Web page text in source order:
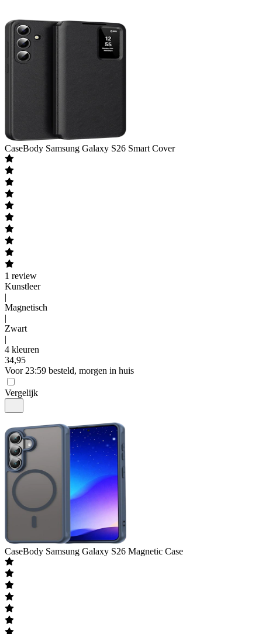
CaseBody Samsung Galaxy S26 Smart Cover
1 review
Kunstleer
|
Magnetisch
|
Zwart
|
4 kleuren
34,95
Voor 23:59 besteld, morgen in huis
Vergelijk
CaseBody Samsung Galaxy S26 Magnetic Case